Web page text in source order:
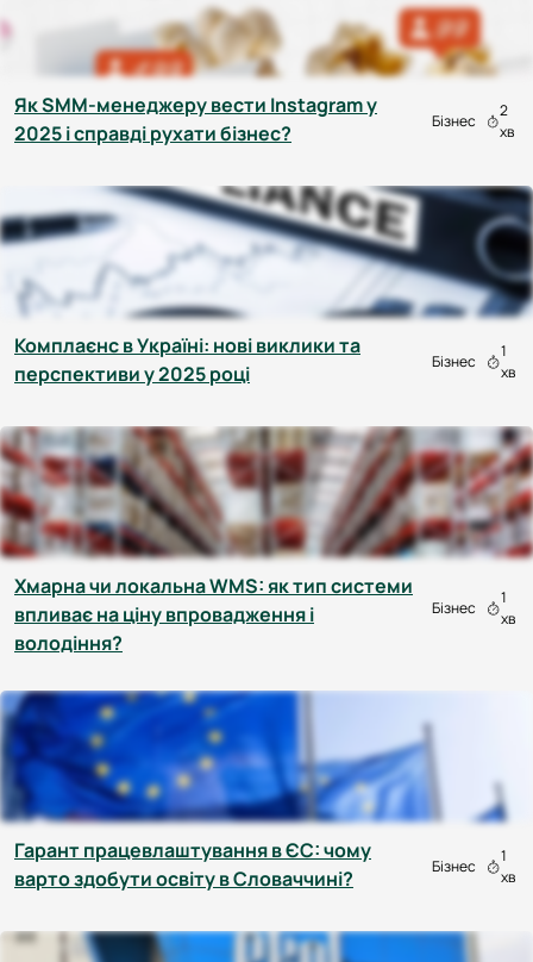
Як SMM-менеджеру вести Instagram у
2025 і справді рухати бізнес?
Бізнес
2
хв
Комплаєнс в Україні: нові виклики та
перспективи у 2025 році
Бізнес
1
хв
Хмарна чи локальна WMS: як тип системи
впливає на ціну впровадження і
володіння?
Бізнес
1
хв
Гарант працевлаштування в ЄС: чому
варто здобути освіту в Словаччині?
Бізнес
1
хв